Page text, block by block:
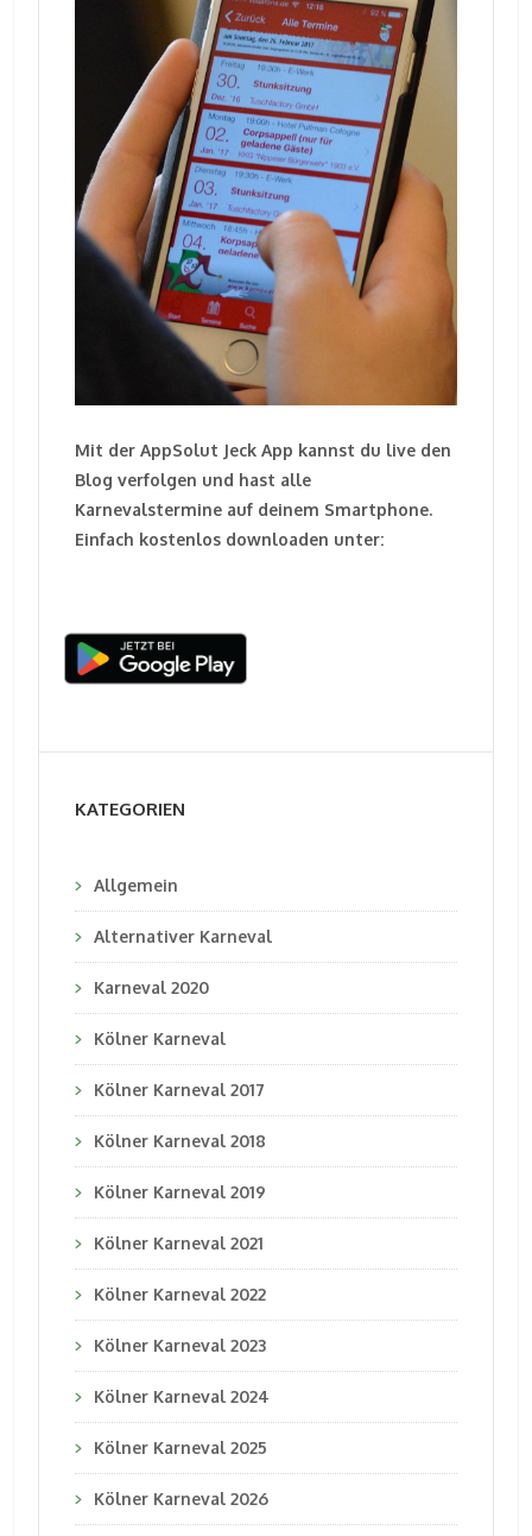
Mit der AppSolut Jeck App kannst du live den
Blog verfolgen und hast alle
Karnevalstermine auf deinem Smartphone.
Einfach kostenlos downloaden unter:
KATEGORIEN
Allgemein
Alternativer Karneval
Karneval 2020
Kölner Karneval
Kölner Karneval 2017
Kölner Karneval 2018
Kölner Karneval 2019
Kölner Karneval 2021
Kölner Karneval 2022
Kölner Karneval 2023
Kölner Karneval 2024
Kölner Karneval 2025
Kölner Karneval 2026